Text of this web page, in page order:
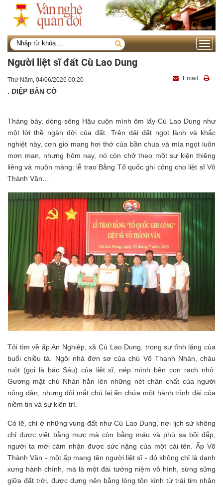
Toggle
Người liệt sĩ đất Cù Lao Dung
Thứ Năm, 04/06/2026 00:20 Email
. DIỆP BẦN CÒ
Tháng bảy, dòng sông Hậu cuộn mình ôm lấy Cù Lao Dung như
một lời thề ngàn đời của đất. Trên dải đất ngọt lành và khắc
nghiệt này, cơn gió mang hơi thở của bần chua và mía ngọt luôn
mơn man, nhưng hôm nay, nó còn chở theo một sự kiện thiêng
liêng và muộn màng: lễ trao Bằng Tổ quốc ghi công cho liệt sĩ Võ
Thành Văn…
Tôi tìm về ấp An Nghiệp, xã Cù Lao Dung, trong sự tĩnh lặng của
buổi chiều tà. Ngôi nhà đơn sơ của chú Võ Thanh Nhàn, cháu
ruột (gọi là bác Sáu) của liệt sĩ, nép mình bên con rạch nhỏ.
Gương mặt chú Nhàn hằn lên những nét chân chất của người
nông dân, nhưng đôi mắt chú lại ẩn chứa một hành trình dài của
niềm tin và sự kiên trì.
Có lẽ, chỉ ở những vùng đất như Cù Lao Dung, nơi lịch sử không
chỉ được viết bằng mực mà còn bằng máu và phù sa bồi đắp,
người ta mới cảm nhận được sức nặng của một cái tên. Ấp Võ
Thành Văn - một ấp mang tên người liệt sĩ - đó không chỉ là danh
xưng hành chính, mà là một đài tưởng niệm vô hình, sừng sững
giữa đất trời, được dựng nên bằng lòng tôn kính từ trái tim nhân